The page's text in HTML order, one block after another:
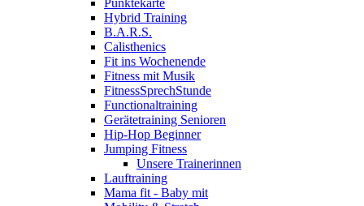
Punktekarte
Hybrid Training
B.A.R.S.
Calisthenics
Fit ins Wochenende
Fitness mit Musik
FitnessSprechStunde
Functionaltraining
Gerätetraining Senioren
Hip-Hop Beginner
Jumping Fitness
Unsere Trainerinnen
Lauftraining
Mama fit - Baby mit